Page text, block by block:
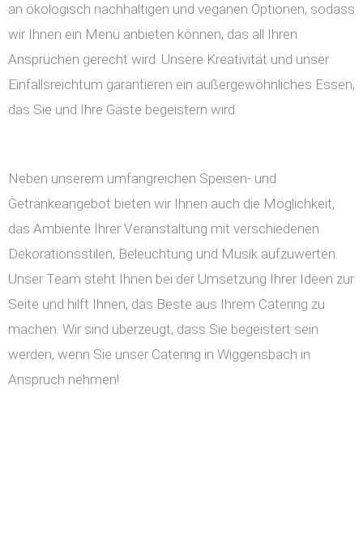
an ökologisch nachhaltigen und veganen Optionen, sodass
wir Ihnen ein Menü anbieten können, das all Ihren
Ansprüchen gerecht wird. Unsere Kreativität und unser
Einfallsreichtum garantieren ein außergewöhnliches Essen,
das Sie und Ihre Gäste begeistern wird.
Neben unserem umfangreichen Speisen- und
Getränkeangebot bieten wir Ihnen auch die Möglichkeit,
das Ambiente Ihrer Veranstaltung mit verschiedenen
Dekorationsstilen, Beleuchtung und Musik aufzuwerten.
Unser Team steht Ihnen bei der Umsetzung Ihrer Ideen zur
Seite und hilft Ihnen, das Beste aus Ihrem Catering zu
machen. Wir sind überzeugt, dass Sie begeistert sein
werden, wenn Sie unser Catering in Wiggensbach in
Anspruch nehmen!